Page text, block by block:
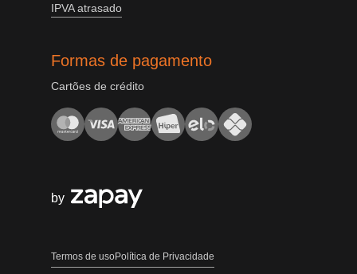
IPVA atrasado
Formas de pagamento
Cartões de crédito
by
Termos de usoPolítica de Privacidade